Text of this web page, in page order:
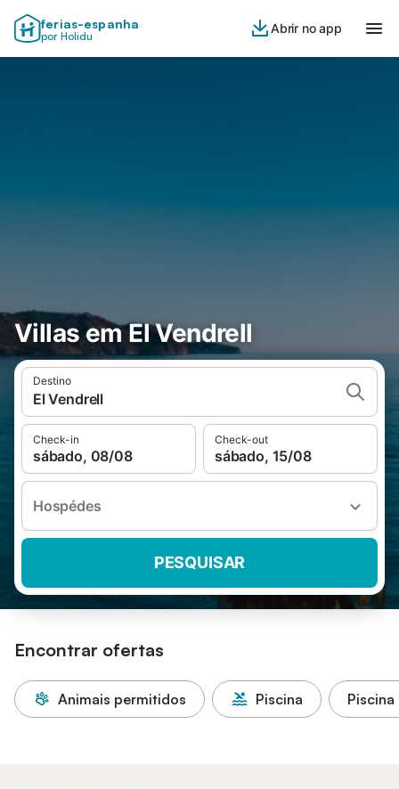
ferias-espanha
por Holidu
Abrir no app
Villas em El Vendrell
Destino
El Vendrell
Check-in
sábado, 08/08
Check-out
sábado, 15/08
Hospédes
PESQUISAR
Encontrar ofertas
Animais permitidos Piscina